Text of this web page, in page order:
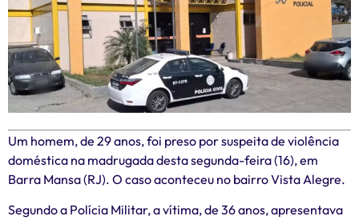
Um homem, de 29 anos, foi preso por suspeita de violência
doméstica na madrugada desta segunda-feira (16), em
Barra Mansa (RJ). O caso aconteceu no bairro Vista Alegre.
Segundo a Polícia Militar, a vítima, de 36 anos, apresentava